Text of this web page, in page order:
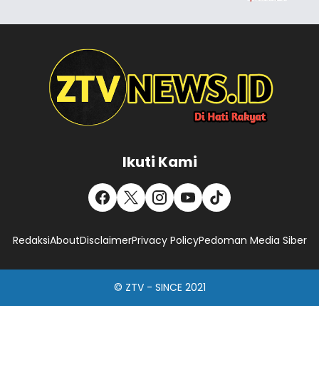
Ikuti Kami
RedaksiAboutDisclaimerPrivacy PolicyPedoman Media Siber
© ZTV - SINCE 2021